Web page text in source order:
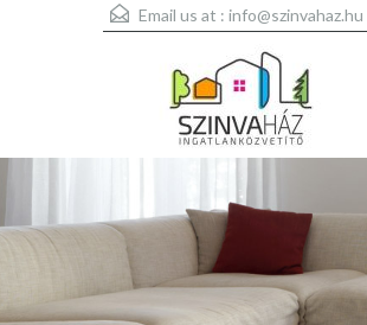
Email us at : info@szinvahaz.hu